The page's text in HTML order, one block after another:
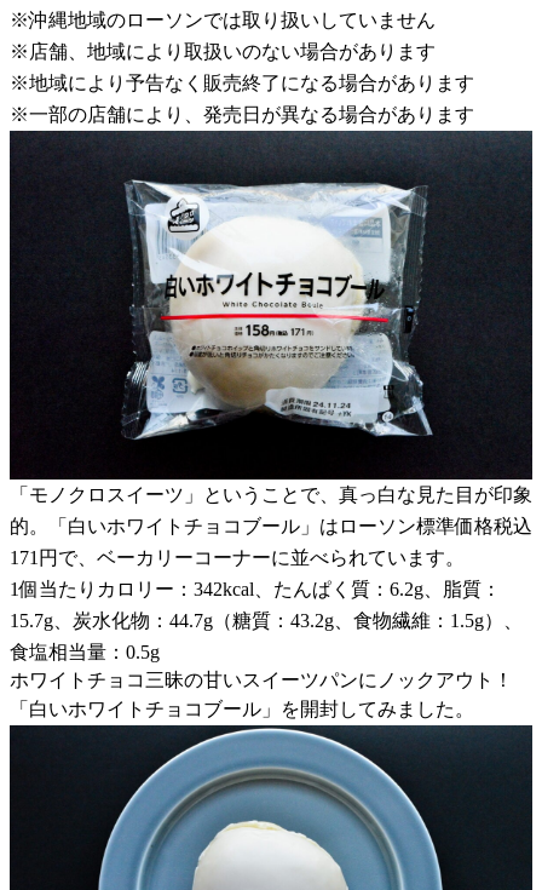
※沖縄地域のローソンでは取り扱いしていません
※店舗、地域により取扱いのない場合があります
※地域により予告なく販売終了になる場合があります
※一部の店舗により、発売日が異なる場合があります
「モノクロスイーツ」ということで、真っ白な見た目が印象
的。「白いホワイトチョコブール」はローソン標準価格税込
171円で、ベーカリーコーナーに並べられています。
1個当たりカロリー：342kcal、たんぱく質：6.2g、脂質：
15.7g、炭水化物：44.7g（糖質：43.2g、食物繊維：1.5g）、
食塩相当量：0.5g
ホワイトチョコ三昧の甘いスイーツパンにノックアウト！
「白いホワイトチョコブール」を開封してみました。